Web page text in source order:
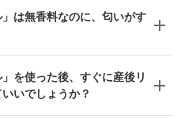
」は無香料なのに、匂いがす
を使った後、すぐに産後リ
いでしょうか？